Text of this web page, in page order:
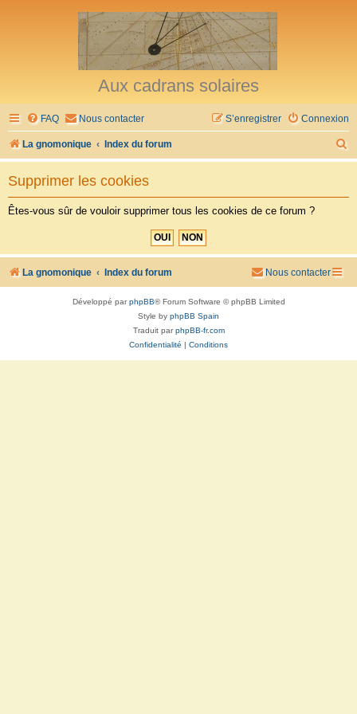
Aux cadrans solaires
FAQ Nous contacter Connexion
S’enregistrer
La gnomonique Index du forum
e
h
Supprimer les cookies
Êtes-vous sûr de vouloir supprimer tous les cookies de ce forum ?
La gnomonique Index du forum Nous contacter
Développé parphpBB® Forum Software © phpBB Limited
Style by phpBB Spain
Traduit parphpBB-fr.com
Confidentialité | Conditions